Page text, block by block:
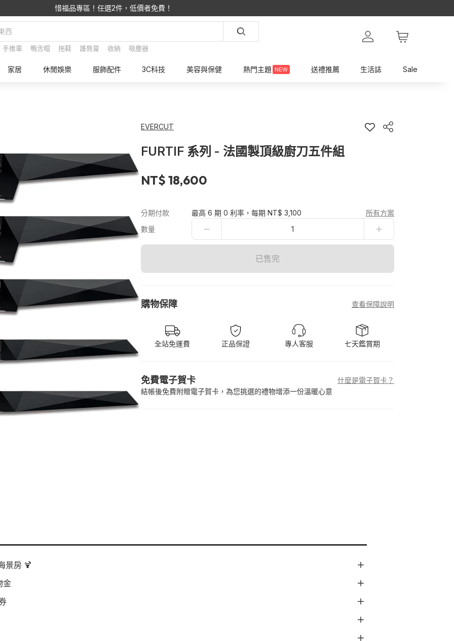
惜福品專區！任選2件，低價者免費！
手推車 鴨舌帽 拖鞋 護唇膏 收納 吸塵器
家居 休閒娛樂 服飾配件 3C科技 美容與保健 熱門主題 NEW 送禮推薦 生活誌 Sale
EVERCUT
FURTIF 系列 - 法國製頂級廚刀五件組
NT$ 18,600
分期付款 最高 6 期 0 利率，每期 NT$ 3,100
所有方案
數量
1
已售完
購物保障 查看保障說明
全站免運費 正品保證 專人客服 七天鑑賞期
免費電子賀卡
什麼是電子賀卡？
結帳後免費附贈電子賀卡，為您挑選的禮物增添一份溫暖心意
景房 🍹
金